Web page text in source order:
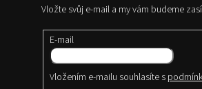
Vložte svůj e-mail a my vám budeme
E-mail
Vložením e-mailu souhlasíte s